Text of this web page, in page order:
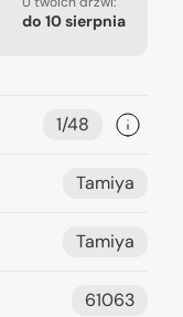
do 10 sierpnia
1/48
Tamiya
Tamiya
61063